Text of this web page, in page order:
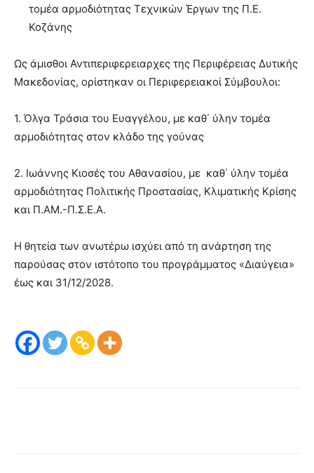
τομέα αρμοδιότητας Τεχνικών Έργων της Π.Ε.
Κοζάνης
Ως άμισθοι Αντιπεριφερειαρχες της Περιφέρειας Δυτικής
Μακεδονίας, ορίστηκαν οι Περιφερειακοί Σύμβουλοι:
1. Όλγα Τράσια του Ευαγγέλου, με καθ΄ ύλην τομέα
αρμοδιότητας στον κλάδο της γούνας
2. Ιωάννης Κιοσές του Αθανασίου, με καθ΄ ύλην τομέα
αρμοδιότητας Πολιτικής Προστασίας, Κλιματικής Κρίσης
και Π.ΑΜ.-Π.Σ.Ε.Α.
Η θητεία των ανωτέρω ισχύει από τη ανάρτηση της
παρούσας στον ιστότοπο του προγράμματος «Διαύγεια»
έως και 31/12/2028.